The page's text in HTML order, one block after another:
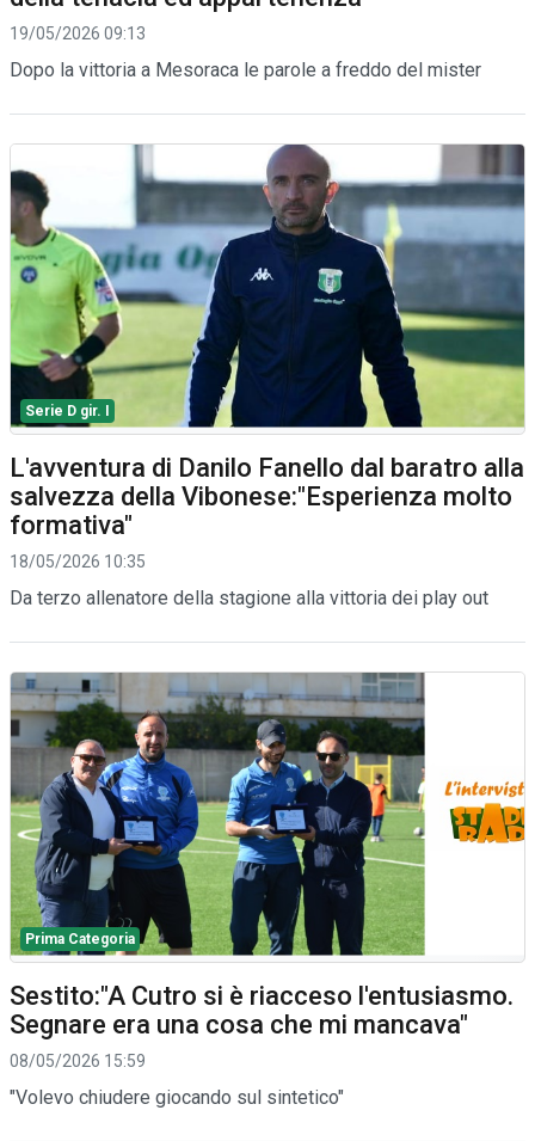
19/05/2026 09:13
Dopo la vittoria a Mesoraca le parole a freddo del mister
Serie D gir. I
L'avventura di Danilo Fanello dal baratro alla
salvezza della Vibonese:"Esperienza molto
formativa"
18/05/2026 10:35
Da terzo allenatore della stagione alla vittoria dei play out
Prima Categoria
Sestito:"A Cutro si è riacceso l'entusiasmo.
Segnare era una cosa che mi mancava"
08/05/2026 15:59
"Volevo chiudere giocando sul sintetico"